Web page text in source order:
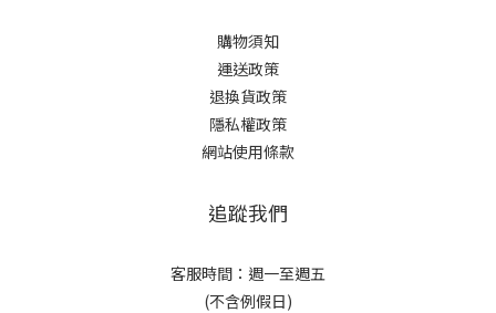
購物須知
運送政策
退換貨政策
隱私權政策
網站使用條款
追蹤我們
客服時間：週一至週五
(不含例假日)